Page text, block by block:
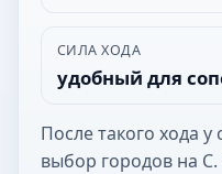
СИЛА ХОДА
удобный для
После такого хода
выбор городов на